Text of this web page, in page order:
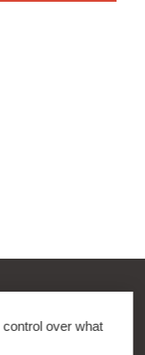
over what